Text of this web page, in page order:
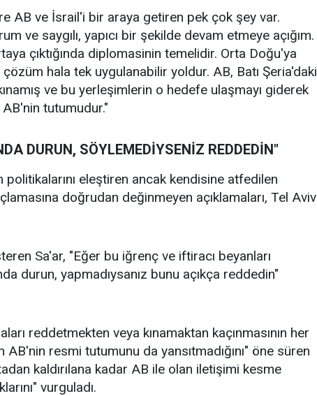
AB ve İsrail'i bir araya getiren pek çok şey var.
ve saygılı, yapıcı bir şekilde devam etmeye açığım.
çıktığında diplomasinin temelidir. Orta Doğu'ya
hala tek uygulanabilir yoldur. AB, Batı Şeria'daki
ve bu yerleşimlerin o hedefe ulaşmayı giderek
AB'nin tutumudur."
DURUN, SÖYLEMEDİYSENİZ REDDEDİN"
politikalarını eleştiren ancak kendisine atfedilen
doğrudan değinmeyen açıklamaları, Tel Aviv
Sa'ar, "Eğer bu iğrenç ve iftiracı beyanları
durun, yapmadıysanız bunu açıkça reddedin"
reddetmekten veya kınamaktan kaçınmasının her
AB'nin resmi tutumunu da yansıtmadığını" öne süren
kaldırılana kadar AB ile olan iletişimi kesme
vurguladı.